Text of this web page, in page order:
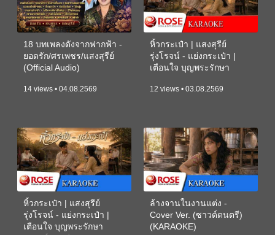
18 บทเพลงดังจากฟากฟ้า -
ยอดรัก/ศรเพชร/แสงสุรีย์
(Official Audio)
14 views • 04.08.2569
หิ้วกระเป๋า | แสงสุรีย์
รุ่งโรจน์ - แย่งกระเป๋า |
เตือนใจ บุญพระรักษา
12 views • 03.08.2569
หิ้วกระเป๋า | แสงสุรีย์
รุ่งโรจน์ - แย่งกระเป๋า |
เตือนใจ บุญพระรักษา
ล้างจานในงานแต่ง -
Cover Ver. (ซาวด์ดนตรี)
(KARAOKE)